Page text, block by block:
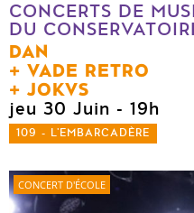
CONCERTS DE
DU
DAN
VADE RETRO
JOKVS
jeu 30 Juin - 19h
109 - L'EMBARCADÈRE
CONCERT D'ÉCOLE